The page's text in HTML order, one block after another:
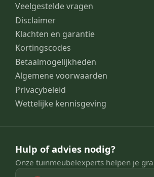
Veelgestelde vragen
Disclaimer
Klachten en garantie
Kortingscodes
Betaalmogelijkheden
Algemene voorwaarden
Privacybeleid
Wettelijke kennisgeving
Hulp of advies nodig?
Onze tuinmeubelexperts helpen je